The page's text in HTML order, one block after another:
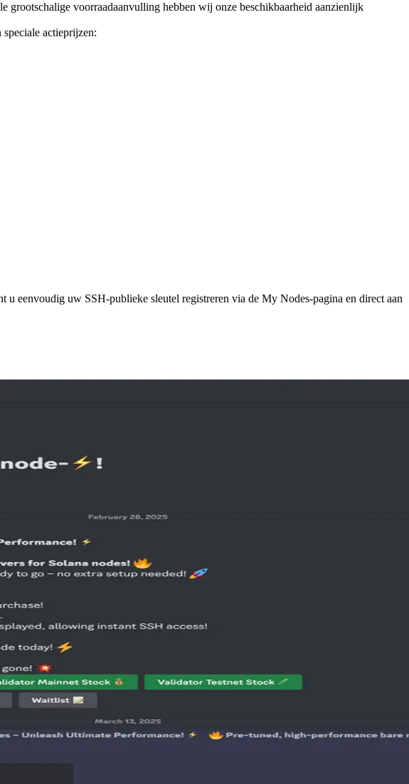
voorraadaanvulling hebben wij onze beschikbaarheid aanzienlijk
actieprijzen:
eenvoudig uw SSH-publieke sleutel registreren via de My Nodes-pagina en direct aan